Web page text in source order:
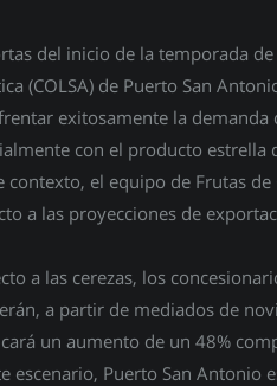
del inicio de la temporada
(COLSA) de Puerto San
exitosamente la
con el producto estrella
contexto, el equipo de Frutas
a las proyecciones de
a las cerezas, los
a partir de mediados de
un aumento de un 48%
escenario, Puerto San Antonio